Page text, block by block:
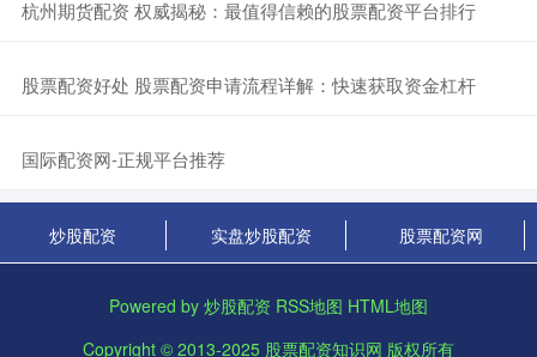
​杭州期货配资 权威揭秘：最值得信赖的股票配资平台排行
​股票配资好处 股票配资申请流程详解：快速获取资金杠杆
​国际配资网-正规平台推荐
炒股配资 实盘炒股配资 股票配资网
Powered by 炒股配资 RSS地图 HTML地图
Copyright © 2013-2025 股票配资知识网 版权所有